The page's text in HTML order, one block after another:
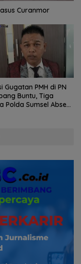
Curanmor
Gugatan PMH di PN
Buntu, Tiga
Polda Sumsel Absen,